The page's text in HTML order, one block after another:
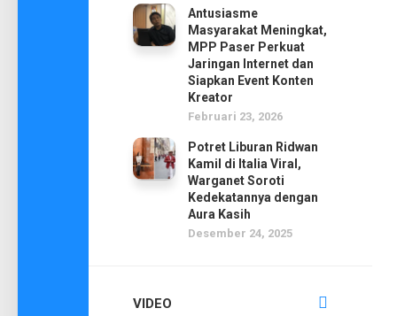
Antusiasme
Masyarakat Meningkat,
MPP Paser Perkuat
Jaringan Internet dan
Siapkan Event Konten
Kreator
Februari 23, 2026
Potret Liburan Ridwan
Kamil di Italia Viral,
Warganet Soroti
Kedekatannya dengan
Aura Kasih
Desember 24, 2025
VIDEO